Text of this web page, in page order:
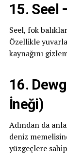
15. Seel
Seel, fok
Özellikle
kaynağını
16.
İneği)
Adından da
deniz
yüzgeçlere